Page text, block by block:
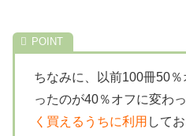
ちなみに、以前100冊50
ったのが40％オフに変わ
く買えるうちに利用 して